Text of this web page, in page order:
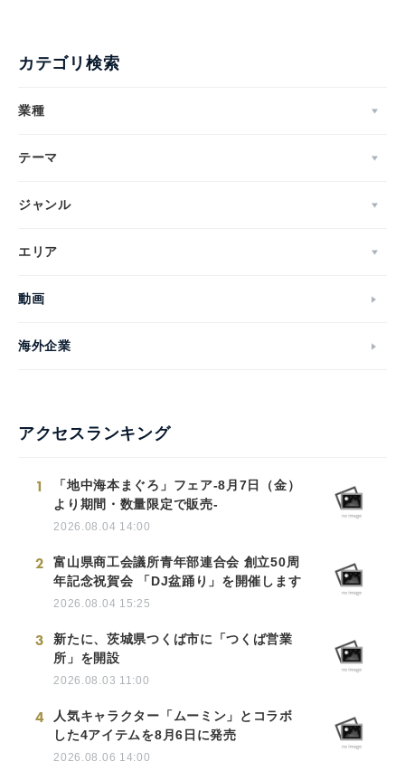
カテゴリ検索
業種
テーマ
ジャンル
エリア
動画
海外企業
アクセスランキング
1
「地中海本まぐろ」フェア-8月7日（金）
より期間・数量限定で販売-
2026.08.04 14:00
2
富山県商工会議所青年部連合会 創立50周
年記念祝賀会 「DJ盆踊り」を開催します
2026.08.04 15:25
3
新たに、茨城県つくば市に「つくば営業
所」を開設
2026.08.03 11:00
4
人気キャラクター「ムーミン」とコラボ
した4アイテムを8月6日に発売
2026.08.06 14:00